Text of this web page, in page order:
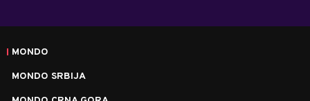
MONDO
MONDO SRBIJA